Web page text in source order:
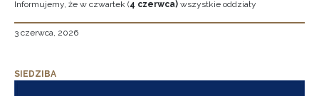
Informujemy, że w czwartek (4 czerwca) wszystkie oddziały
3 czerwca, 2026
SIEDZIBA